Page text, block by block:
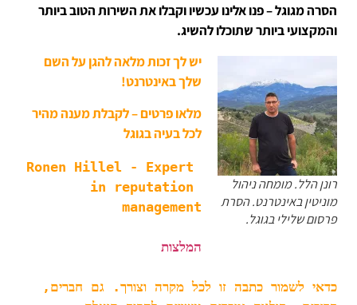
הסרה מגוגל – פנו אלינו עכשיו וקבלו את השירות הטוב ביותר
והמקצועי ביותר שתוכלו להשיג.
רונן הלל. מומחה ניהול
מוניטין באינטרנט. הסרת
פרסום שלילי בגוגל.
יש לך זכות מלאה להגן על השם
שלך באינטרנט!
מלאו פרטים – לקבלת מענה מהיר
לכל בעיה בגוגל
Ronen Hillel - Expert
in reputation
המלצות